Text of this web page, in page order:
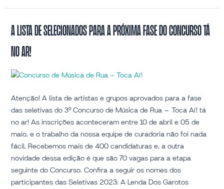
A lista de selecionados para a próxima fase do Concurso tá
no ar!
Atenção! A lista de artistas e grupos aprovados para a fase
das seletivas do 3º Concurso de Música de Rua – Toca Aí! tá
no ar! As inscrições aconteceram entre 10 de abril e 05 de
maio, e o trabalho da nossa equipe de curadoria não foi nada
fácil. Recebemos mais de 400 candidaturas e, a outra
novidade dessa edição é que são 70 vagas para a etapa
seguinte do Concurso. Confira a seguir os nomes dos
participantes das Seletivas 2023: A Lenda Dos Garotos
A
lista
de
para
próxima
fase
do
Concurso
tá
no
ar!